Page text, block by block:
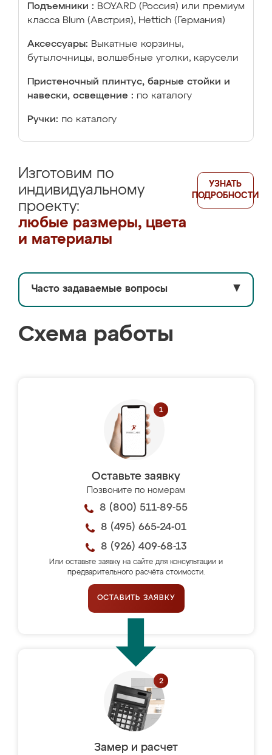
Подъемники : BOYARD (Россия) или премиум
класса Blum (Австрия), Hettich (Германия)
Аксессуары: Выкатные корзины,
бутылочницы, волшебные уголки, карусели
Пристеночный плинтус, барные стойки и
навески, освещение : по каталогу
Ручки: по каталогу
Изготовим по
индивидуальному
проекту:
любые размеры, цвета
и материалы
УЗНАТЬ
ПОДРОБНОСТИ
Часто задаваемые вопросы ▼
Схема работы
Оставьте заявку
Позвоните по номерам
8 (800) 511-89-55
8 (495) 665-24-01
8 (926) 409-68-13
Или оставьте заявку на сайте для консультации и
предварительного расчёта стоимости.
ОСТАВИТЬ ЗАЯВКУ
Замер и расчет